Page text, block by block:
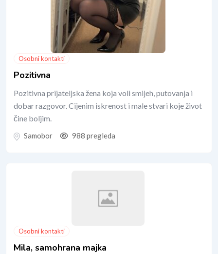
Osobni kontakti
Pozitivna
Pozitivna prijateljska žena koja voli smijeh, putovanja i
dobar razgovor. Cijenim iskrenost i male stvari koje život
čine boljim.
Samobor 988 pregleda
Osobni kontakti
Mila, samohrana majka